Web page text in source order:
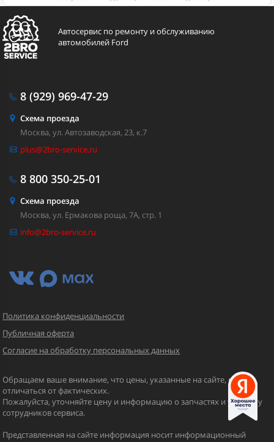
Автосервис по ремонту и обслуживанию
автомобилей Ford
8 (929) 969-47-29
Схема проезда
Москва, ул. Автозаводская, 23, к.7
plus@2bro-service.ru
8 800 350-25-01
Схема проезда
Москва, ул. Ермакова роща, 7А, стр. 1
info@2bro-service.ru
Политика конфиденциальности
Публичная оферта
Согласие на обработку персональных данных
Обращаем ваше внимание, что цены, указанные на сайте, могут
отличаться от фактических.
Пожалуйста, уточняйте цену и информацию о запчастях и услугах у
сотрудников сервиса.
Представленная на сайте информация носит информационный